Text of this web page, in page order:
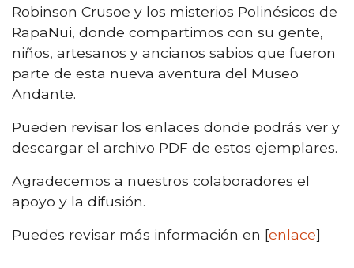
Robinson Crusoe y los misterios Polinésicos de
RapaNui, donde compartimos con su gente,
niños, artesanos y ancianos sabios que fueron
parte de esta nueva aventura del Museo
Andante.
Pueden revisar los enlaces donde podrás ver y
descargar el archivo PDF de estos ejemplares.
Agradecemos a nuestros colaboradores el
apoyo y la difusión.
Puedes revisar más información en [enlace]